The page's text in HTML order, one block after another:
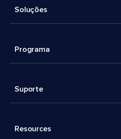
Soluções
Programa
Suporte
Resources